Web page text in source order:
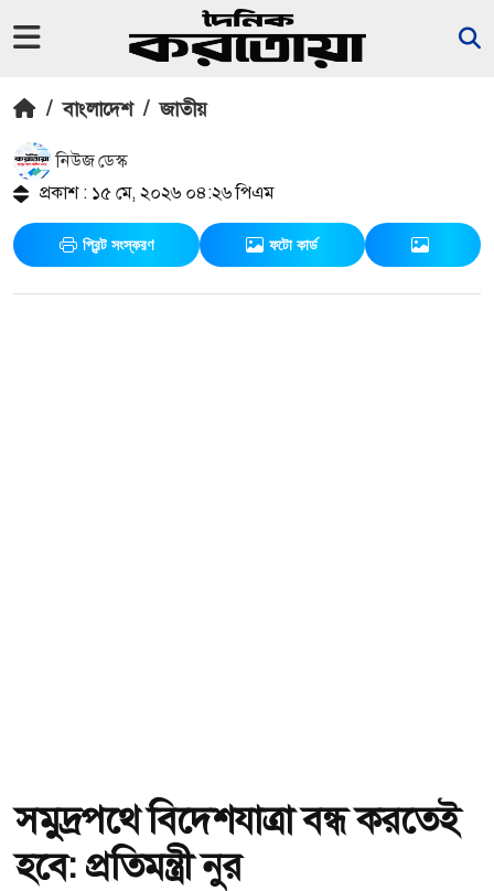
/ বাংলাদেশ / জাতীয়
নিউজ ডেস্ক
প্রকাশ : ১৫ মে, ২০২৬ ০৪:২৬ পিএম
প্রিন্ট সংস্করণ ফটো কার্ড
সমুদ্রপথে বিদেশযাত্রা বন্ধ করতেই
হবে: প্রতিমন্ত্রী নুর